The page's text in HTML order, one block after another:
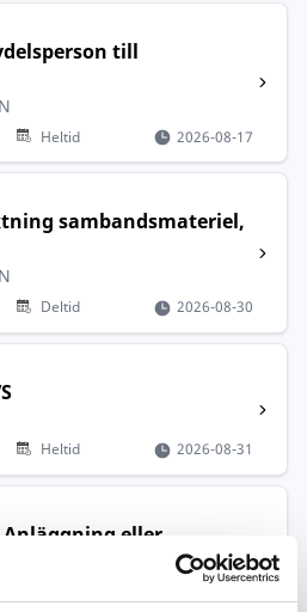
till
Heltid 2026-08-17
sambandsmateriel,
Deltid 2026-08-30
Heltid 2026-08-31
Anläggning eller